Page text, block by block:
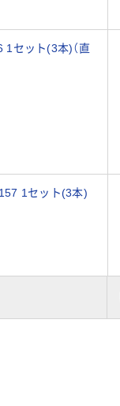
セット(3本)（直
1セット(3本)